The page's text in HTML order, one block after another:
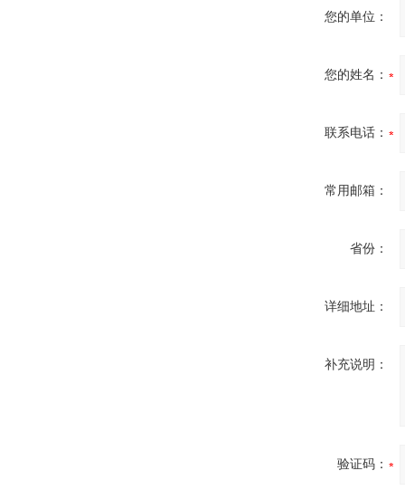
您的单位：
您的姓名：
联系电话：
常用邮箱：
省份：
详细地址：
补充说明：
验证码：